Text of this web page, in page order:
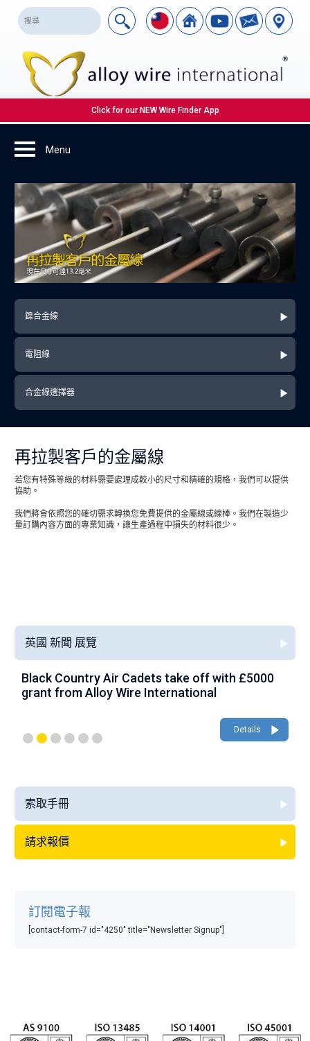
Click for our NEW Wire Finder App
鎳合金線
電阻線
合金線選擇器
再拉製客戶的金屬線
若您有特殊等級的材料需要處理成較小的尺寸和精確的規格，我們可以提供
協助。
我們將會依照您的確切需求轉換您免費提供的金屬線或線棒。我們在製造少
量訂購內容方面的專業知識，讓生產過程中損失的材料很少。
英國 新聞 展覽
Black Country Air Cadets take off with £5000
grant from Alloy Wire International
Details
索取手冊
請求報價
訂閱電子報
[contact-form-7 id="4250" title="Newsletter Signup"]